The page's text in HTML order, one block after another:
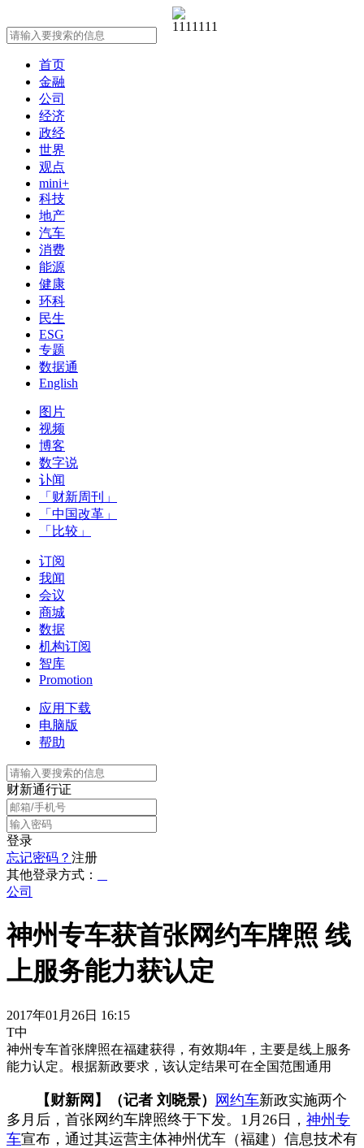
首页
金融
公司
经济
政经
世界
观点
mini+
科技
地产
汽车
消费
能源
健康
环科
民生
ESG
专题
数据通
English
图片
视频
博客
数字说
讣闻
「财新周刊」
「中国改革」
「比较」
订阅
我闻
会议
商城
数据
机构订阅
智库
Promotion
应用下载
电脑版
帮助
财新通行证
登录
忘记密码？ 注册
其他登录方式：
公司
神州专车获首张网约车牌照 线
上服务能力获认定
2017年01月26日 16:15
T中
神州专车首张牌照在福建获得，有效期4年，主要是线上服务
能力认定。根据新政要求，该认定结果可在全国范围通用
【财新网】（记者 刘晓景） 网约车新政实施两个
多月后，首张网约车牌照终于下发。1月26日， 神州专
车宣布，通过其运营主体神州优车（福建）信息技术有